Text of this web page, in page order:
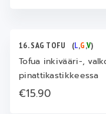
16. SAG TOFU (L,G,V)
Tofua inkivääri-,
pinattikastikkeessa
€15.90